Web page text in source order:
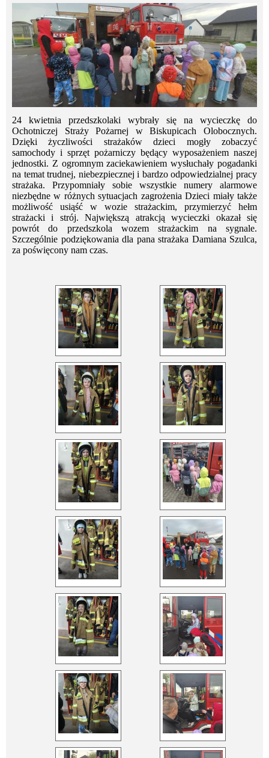
24 kwietnia przedszkolaki wybrały się na wycieczkę do
Ochotniczej Straży Pożarnej w Biskupicach Olobocznych.
Dzięki życzliwości strażaków dzieci mogły zobaczyć
samochody i sprzęt pożarniczy będący wyposażeniem naszej
jednostki. Z ogromnym zaciekawieniem wysłuchały pogadanki
na temat trudnej, niebezpiecznej i bardzo odpowiedzialnej pracy
strażaka. Przypomniały sobie wszystkie numery alarmowe
niezbędne w różnych sytuacjach zagrożenia Dzieci miały także
możliwość usiąść w wozie strażackim, przymierzyć hełm
strażacki i strój. Największą atrakcją wycieczki okazał się
powrót do przedszkola wozem strażackim na sygnale.
Szczególnie podziękowania dla pana strażaka Damiana Szulca,
za poświęcony nam czas.